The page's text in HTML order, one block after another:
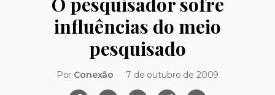
influências do meio
pesquisado
Por Conexão 7 de outubro de 2009